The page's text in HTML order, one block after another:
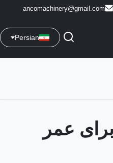
ancomachinery@gmail.com
Persian
عمر